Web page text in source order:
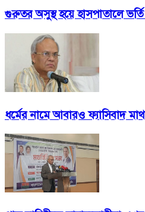
গুরুতর অসুস্থ হয়ে হাসপাতালে
ধর্মের নামে আবারও ফ্যাসিবাদ